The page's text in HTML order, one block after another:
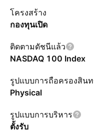
โครงสร้าง
กองทุนเปิด
ติดตามดัชนีแล้ว
NASDAQ 100 Index
รูปแบบการถือครองสิน
Physical
รูปแบบการบริหาร
ตั้งรับ